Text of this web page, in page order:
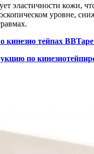
эластичности кожи,
уровне,
кинезио тейпах
по